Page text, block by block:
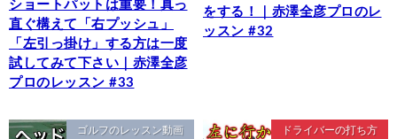
ショートパットは重要！真っ
直ぐ構えて「右プッシュ」
「左引っ掛け」する方は一度
試してみて下さい｜赤澤全彦
プロのレッスン #33
をする！｜赤澤全彦プロのレ
ッスン #32
ゴルフのレッスン動画 ドライバーの打ち方